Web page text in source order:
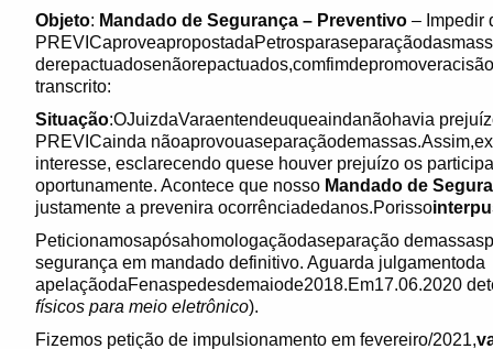
Objeto: Mandado de Segurança – Preventivo – Impedir
transcrito:
Situação:OJuizdaVaraentendeuqueaindanãohavia
PREVICainda
interesse, esclarecendo quese houver prejuízo os
oportunamente. Acontece que nosso Mandado de
justamente a prevenira ocorrênciadedanos.Porisso
Peticionamosapósahomologaçãodaseparação
segurança em mandado definitivo. Aguarda julgamentoda
apelaçãodaFenaspedesdemaiode2018.Em17.06.2020
físicos para meio eletrônico).
Fizemos petição de impulsionamento em fevereiro/2021,